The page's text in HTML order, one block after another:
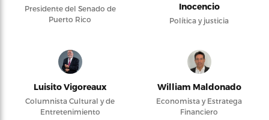
Presidente del Senado de
Puerto Rico
Inocencio
Política y justicia
Luisito Vigoreaux
Columnista Cultural y de
Entretenimiento
William Maldonado
Economista y Estratega
Financiero